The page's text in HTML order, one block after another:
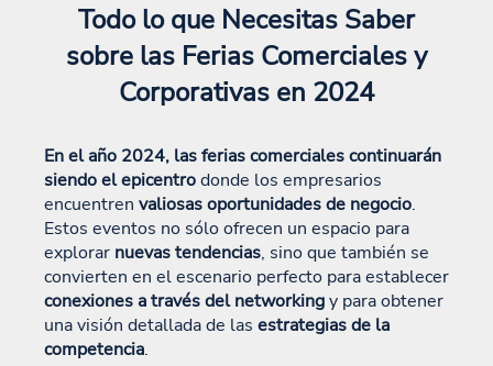
Novedades
Todo lo que Necesitas Saber
sobre las Ferias Comerciales y
Corporativas en 2024
En el año 2024, las ferias comerciales continuarán
siendo el epicentrodonde los empresarios
encuentren valiosas oportunidades de negocio.
Estos eventos no sólo ofrecen un espacio para
explorar nuevas tendencias, sino que también se
convierten en el escenario perfecto para establecer
conexiones a través del networkingy para obtener
una visión detallada de las estrategias de la
competencia.